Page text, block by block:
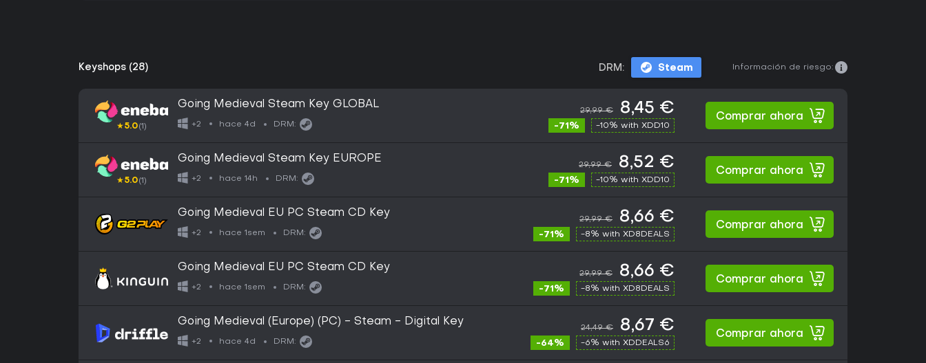
Keyshops (28) DRM: Steam Información de riesgo:
★5.0(1)
Going Medieval Steam Key GLOBAL
+2 hace 4d DRM:
29,99 € 8,45 €
-71% -10% with XDD10
Comprar ahora
★5.0(1)
Going Medieval Steam Key EUROPE
+2 hace 14h DRM:
29,99 € 8,52 €
-71% -10% with XDD10
Comprar ahora
Going Medieval EU PC Steam CD Key
+2 hace 1sem DRM:
29,99 € 8,66 €
-71% -8% with XD8DEALS
Comprar ahora
Going Medieval EU PC Steam CD Key
+2 hace 1sem DRM:
29,99 € 8,66 €
-71% -8% with XD8DEALS
Comprar ahora
Going Medieval (Europe) (PC) - Steam - Digital Key
+2 hace 4d DRM:
24,49 € 8,67 €
-64% -6% with XDDEALS6
Comprar ahora